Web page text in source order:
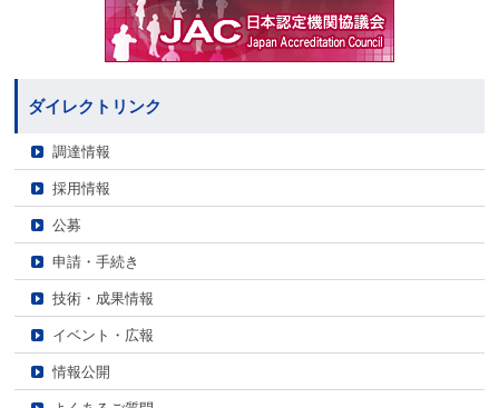
ダイレクトリンク
調達情報
採用情報
公募
申請・手続き
技術・成果情報
イベント・広報
情報公開